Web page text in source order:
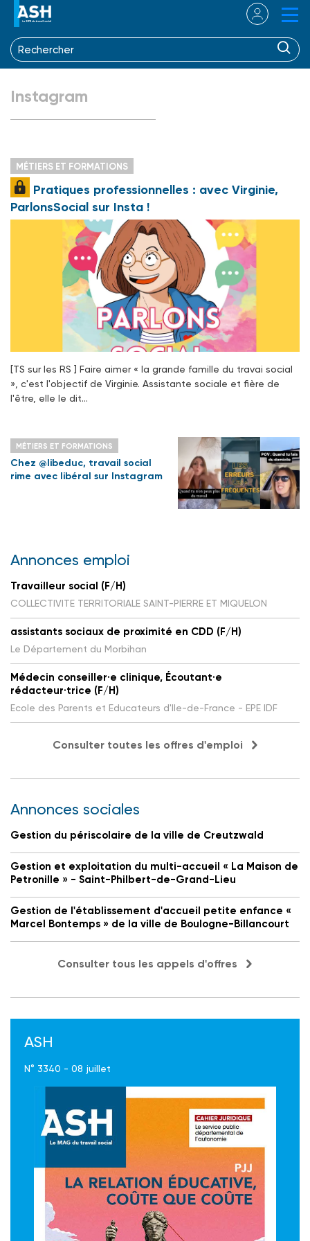
Instagram
MÉTIERS ET FORMATIONS
Pratiques professionnelles : avec Virginie,
ParlonsSocial sur Insta !
[TS sur les RS ] Faire aimer « la grande famille du travai social
», c'est l'objectif de Virginie. Assistante sociale et fière de
l'être, elle le dit…
MÉTIERS ET FORMATIONS
Chez @libeduc, travail social
rime avec libéral sur Instagram
Annonces emploi
Travailleur social (F/H)
COLLECTIVITE TERRITORIALE SAINT-PIERRE ET MIQUELON
assistants sociaux de proximité en CDD (F/H)
Le Département du Morbihan
Médecin conseiller·e clinique, Écoutant·e
rédacteur·trice (F/H)
Ecole des Parents et Educateurs d'Ile-de-France - EPE IDF
Consulter toutes les offres d'emploi
Annonces sociales
Gestion du périscolaire de la ville de Creutzwald
Gestion et exploitation du multi-accueil « La Maison de
Petronille » - Saint-Philbert-de-Grand-Lieu
Gestion de l'établissement d'accueil petite enfance «
Marcel Bontemps » de la ville de Boulogne-Billancourt
Consulter tous les appels d'offres
ASH
N° 3340 - 08 juillet